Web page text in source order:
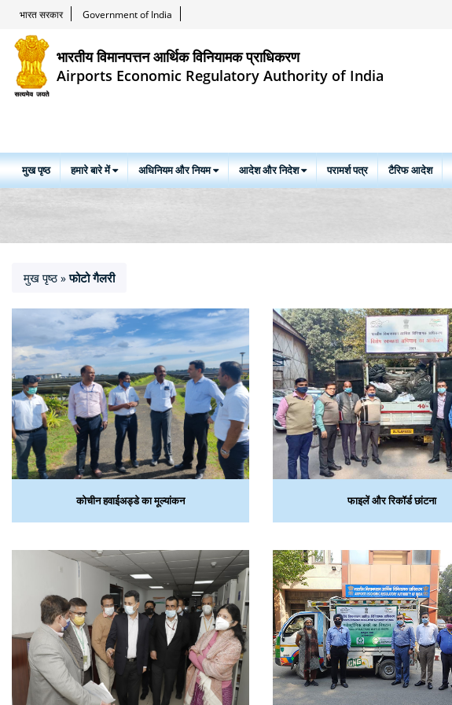
भारत सरकार Government of India
भारतीय विमानपत्तन आर्थिक विनियामक प्राधिकरण
Airports Economic Regulatory Authority of India
मुख पृष्ठ हमारे बारे में अधिनियम और नियम आदेश और निदेश परामर्श पत्र टैरिफ आदेश
मुख पृष्ठ » फोटो गैलरी
कोचीन हवाईअड्डे का मूल्‍यांकन फाइलें और रिकॉर्ड छांटना